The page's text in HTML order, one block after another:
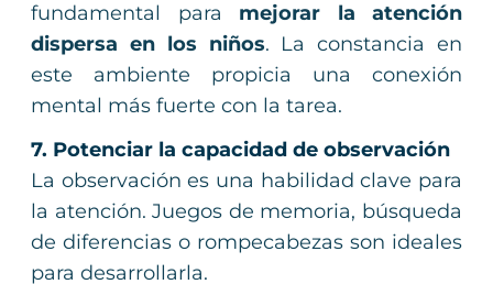
fundamental para mejorar la atención
dispersa en los niños. La constancia en
este ambiente propicia una conexión
mental más fuerte con la tarea.
7. Potenciar la capacidad de observación
La observación es una habilidad clave para
la atención. Juegos de memoria, búsqueda
de diferencias o rompecabezas son ideales
para desarrollarla.